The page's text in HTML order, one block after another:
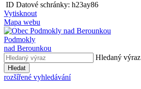
ID Datové schránky: h23ay86
Vytisknout
Mapa webu
Podmokly
nad Berounkou
Hledaný výraz
Hledat
rozšířené vyhledávání